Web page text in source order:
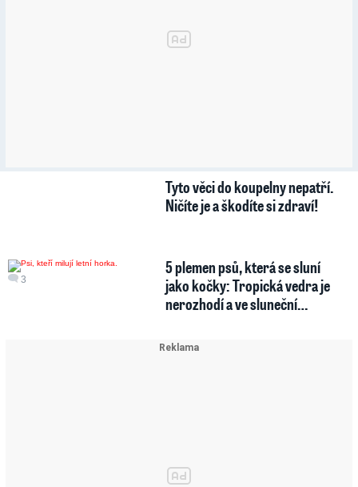
Tyto věci do koupelny nepatří.
Ničíte je a škodíte si zdraví!
3
5 plemen psů, která se sluní
jako kočky: Tropická vedra je
nerozhodí a ve sluneční…